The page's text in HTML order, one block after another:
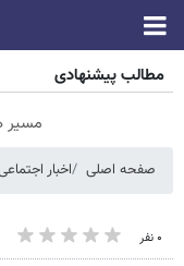
مطالب پیشنهادی
مسیر
صفحه اصلی اخبار
۰ نفر